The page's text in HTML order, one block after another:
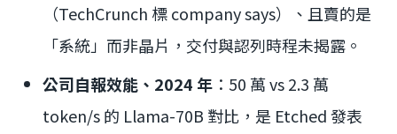
（TechCrunch 標 company says）、且賣的是
「系統」而非晶片，交付與認列時程未揭露。
公司自報效能、2024 年 ：50 萬 vs 2.3 萬
token/s 的 Llama-70B 對比，是 Etched 發表